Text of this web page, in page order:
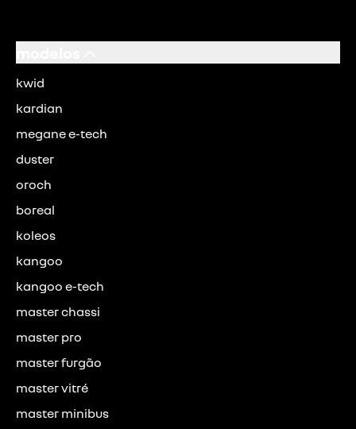
kwid
kardian
megane e-tech
duster
oroch
boreal
koleos
kangoo
kangoo e-tech
master chassi
master pro
master furgão
master vitré
master minibus